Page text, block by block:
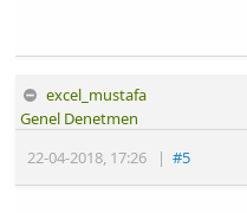
excel_mustafa
22-04-2018, 17:26 |#5
Genel Denetmen